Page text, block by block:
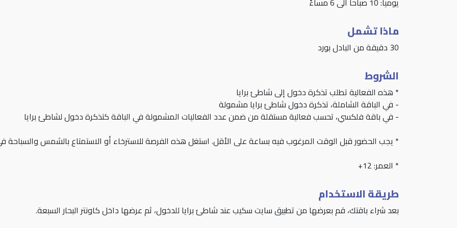
ماذا تشمل
30 دقيقة من البادل بورد
الشروط
* هذه الفعالية تطلب تذكرة دخول إلى شاطئ برايا
- في الباقة الشاملة، تذكرة دخول شاطئ برايا مشمولة
- في باقة فلكسي، تحسب فعالية مستقلة من ضمن عدد الفعاليات المشمولة في الباقة كتذكرة دخول لشاطئ برايا
* يجب الحضور قبل الوقت المرغوب فيه بساعة على الأقل. استغل هذه الفرصة للاسترخاء أو الاستمتاع بالشمس والسباحة
* العمر: 12+
طريقة الاستخدام
بعد شراء باقتك، قم بعرضها من تطبيق سايت سكيب عند شاطئ برايا للدخول، ثم عرضها داخل كاونتر البحار السبعة.